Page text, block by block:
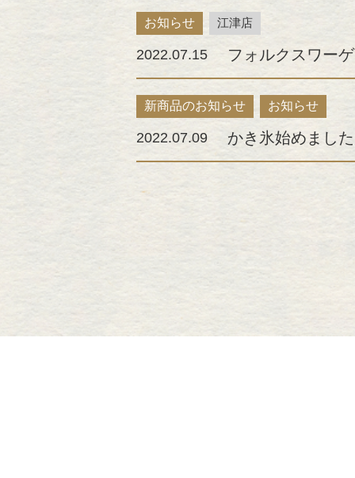
お知らせ 江津店
2022.07.15 フォルクスワー
新商品のお知らせ お知らせ
2022.07.09 かき氷始めました